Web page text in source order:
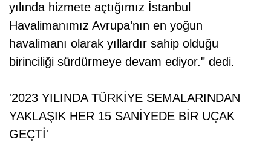
yılında hizmete açtığımız İstanbul
Havalimanımız Avrupa’nın en yoğun
havalimanı olarak yıllardır sahip olduğu
birinciliği sürdürmeye devam ediyor." dedi.
'2023 YILINDA TÜRKİYE SEMALARINDAN
YAKLAŞIK HER 15 SANİYEDE BİR UÇAK
GEÇTİ'